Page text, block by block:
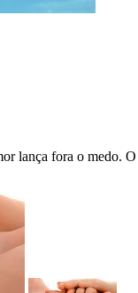
lança fora o medo. O